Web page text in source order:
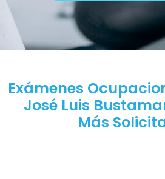
Exámenes
José Luis
Más